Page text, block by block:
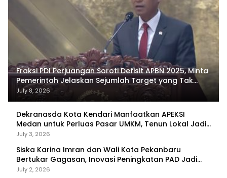
Fraksi PDI Perjuangan Soroti Defisit APBN 2025, Minta
Pemerintah Jelaskan Sejumlah Target yang Tak
Tercapai
July 8, 2026
Dekranasda Kota Kendari Manfaatkan APEKSI
Medan untuk Perluas Pasar UMKM, Tenun Lokal Jadi
Primadona
July 3, 2026
Siska Karina Imran dan Wali Kota Pekanbaru
Bertukar Gagasan, Inovasi Peningkatan PAD Jadi
Fokus Diskusi
July 2, 2026